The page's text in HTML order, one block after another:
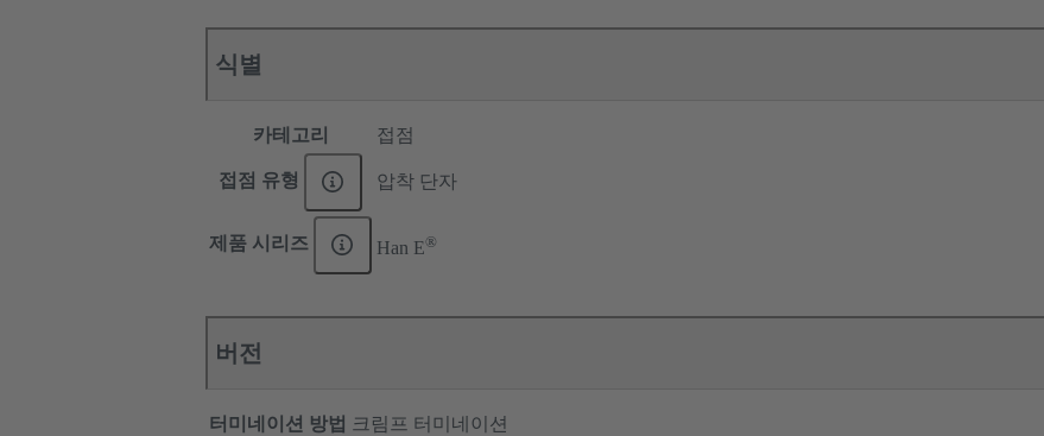
식별
카테고리 접점
접점 유형 압착 단자
제품 시리즈 Han E®
버전
터미네이션 방법 크림프 터미네이션